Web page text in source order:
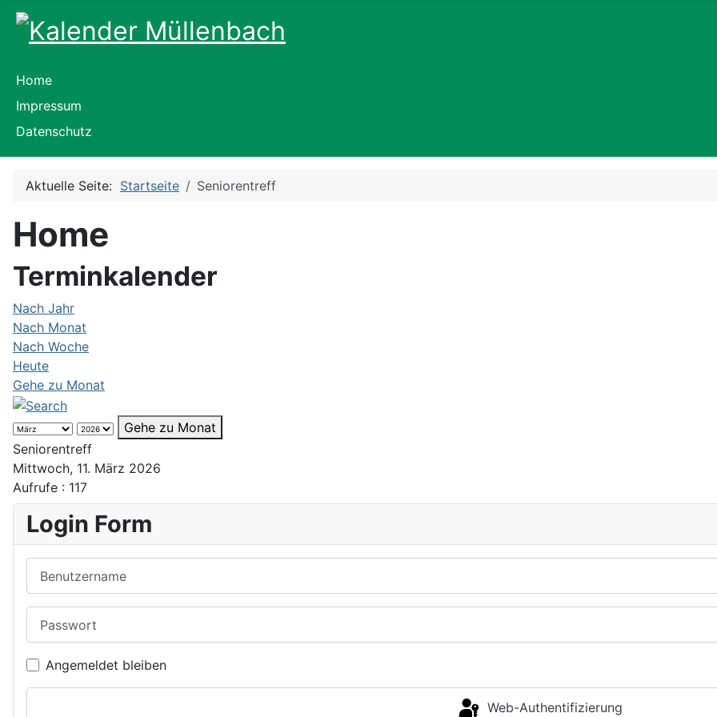
Home
Impressum
Datenschutz
Aktuelle Seite: Startseite Seniorentreff
Home
Terminkalender
Nach Jahr
Nach Monat
Nach Woche
Heute
Gehe zu Monat
Gehe zu Monat
Seniorentreff
Mittwoch, 11. März 2026
Aufrufe : 117
Login Form
Angemeldet bleiben
Web-Authentifizierung